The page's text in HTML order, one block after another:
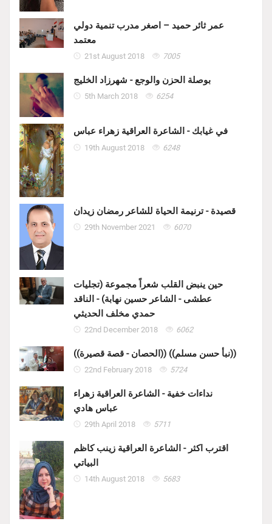
عمر ثائر حميد – اصغر مدرب تنمية دولي
معتمد
21st August 2018 7005
بوصلة الحزن والوجع - شهرزاد الخليج
5th March 2018 6254
في غيابك - الشاعرة العراقية زهراء عباس
19th August 2018 6248
قصيدة - ترنيمة الحياة للشاعر رمضان زيدان
29th November 2021 6070
حين ينبض القلب شعراً مجموعة (تجليات
عطشى - الشاعر حسين نهابة) - الناقد
حمدي مخلف الحديثي
22nd December 2018 6062
((الحصان - قصة قصيرة)) ((نبأ حسن مسلم))
22nd February 2018 5724
نداءات خفية - الشاعرة العراقية زهراء
عباس هادي
29th April 2018 5711
اقترب اكثر - الشاعرة العراقية زينب كاظم
البياتي
14th August 2018 5683